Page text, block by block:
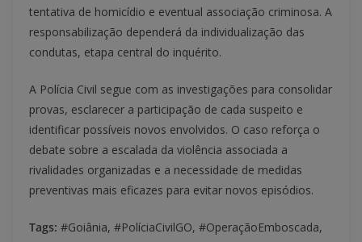
tentativa de homicídio e eventual associação criminosa. A
responsabilização dependerá da individualização das
condutas, etapa central do inquérito.
A Polícia Civil segue com as investigações para consolidar
provas, esclarecer a participação de cada suspeito e
identificar possíveis novos envolvidos. O caso reforça o
debate sobre a escalada da violência associada a
rivalidades organizadas e a necessidade de medidas
preventivas mais eficazes para evitar novos episódios.
Tags: #Goiânia, #PolíciaCivilGO, #OperaçãoEmboscada,